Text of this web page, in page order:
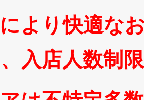
より快適な
入店人数制